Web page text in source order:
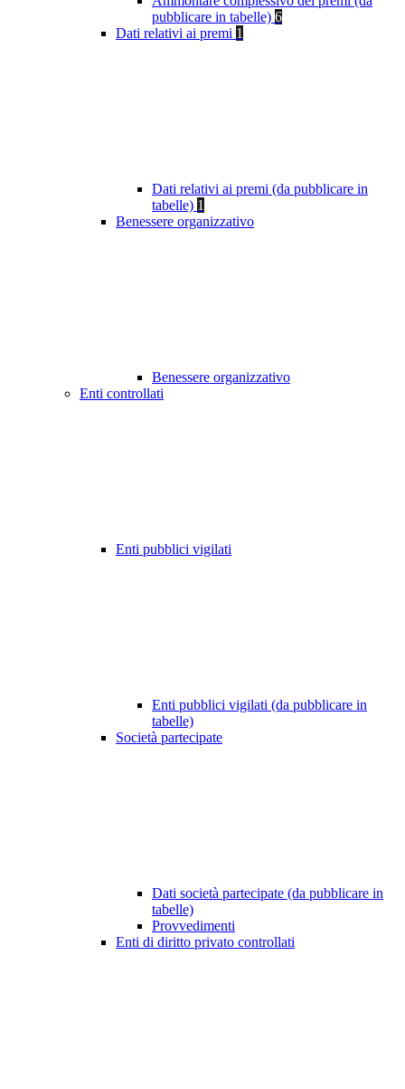
pubblicare in tabelle) 6
Dati relativi ai premi 1
Dati relativi ai premi (da pubblicare in
tabelle) 1
Benessere organizzativo
Benessere organizzativo
Enti controllati
Enti pubblici vigilati
Enti pubblici vigilati (da pubblicare in
tabelle)
Società partecipate
Dati società partecipate (da pubblicare in
tabelle)
Provvedimenti
Enti di diritto privato controllati